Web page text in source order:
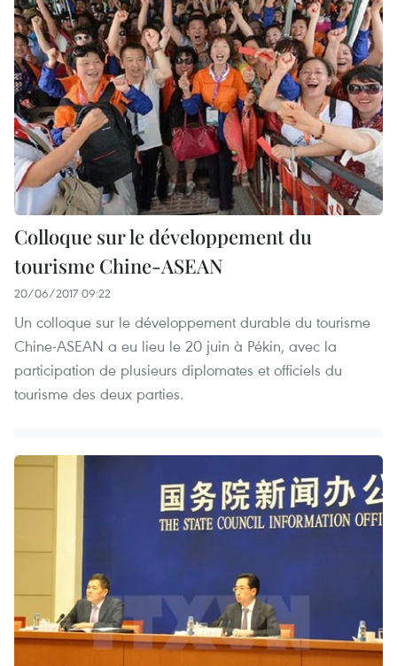
Colloque sur le développement du
tourisme Chine-ASEAN
20/06/2017 09:22
Un colloque sur le développement durable du tourisme
Chine-ASEAN a eu lieu le 20 juin à Pékin, avec la
participation de plusieurs diplomates et officiels du
tourisme des deux parties.